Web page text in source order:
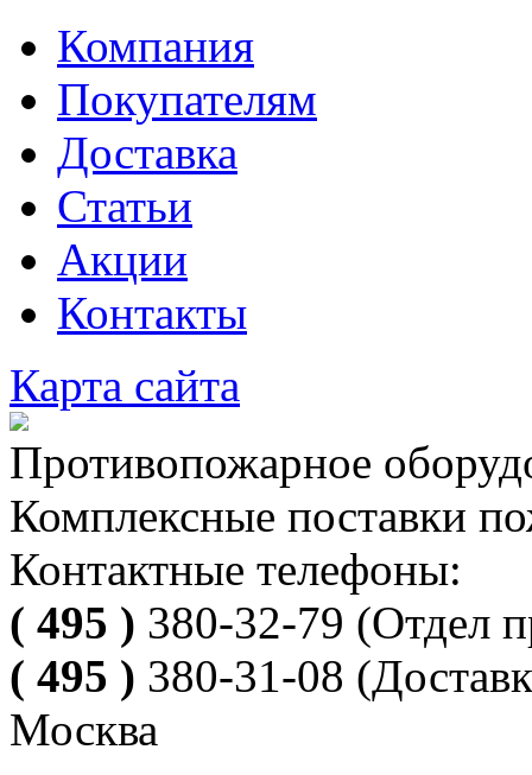
Компания
Покупателям
Доставка
Статьи
Акции
Контакты
Карта сайта
Противопожарное
Комплексные поставки
Контактные телефоны:
( 495 ) 380-32-79 (Отдел
( 495 ) 380-31-08
Москва